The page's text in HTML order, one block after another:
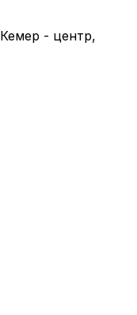
Кемер - центр,